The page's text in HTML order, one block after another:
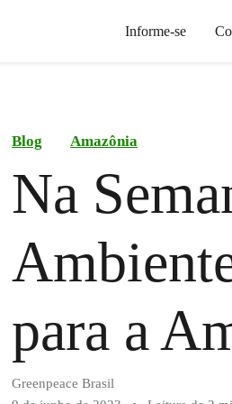
Informe-se
Blog Amazônia
Na
para a
Greenpeace Brasil